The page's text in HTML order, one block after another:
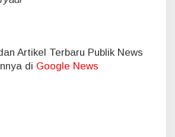
Artikel Terbaru Publik News
di Google News